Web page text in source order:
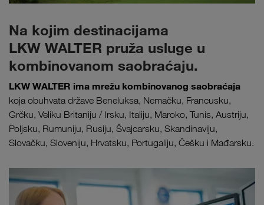
Na kojim destinacijama
LKW WALTER pruža usluge u
kombinovanom saobraćaju.
LKW WALTER ima mrežu kombinovanog saobraćaja
koja obuhvata države Beneluksa, Nemačku, Francusku,
Grčku, Veliku Britaniju / Irsku, Italiju, Maroko, Tunis, Austriju,
Poljsku, Rumuniju, Rusiju, Švajcarsku, Skandinaviju,
Slovačku, Sloveniju, Hrvatsku, Portugaliju, Češku i Mađarsku.